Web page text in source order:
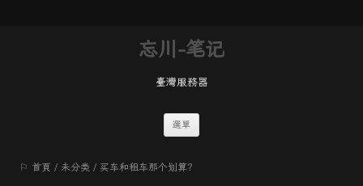
忘川-笔记
臺灣服務器
選單
⚐ 首頁 / 未分类 / 买车和租车那个划算？